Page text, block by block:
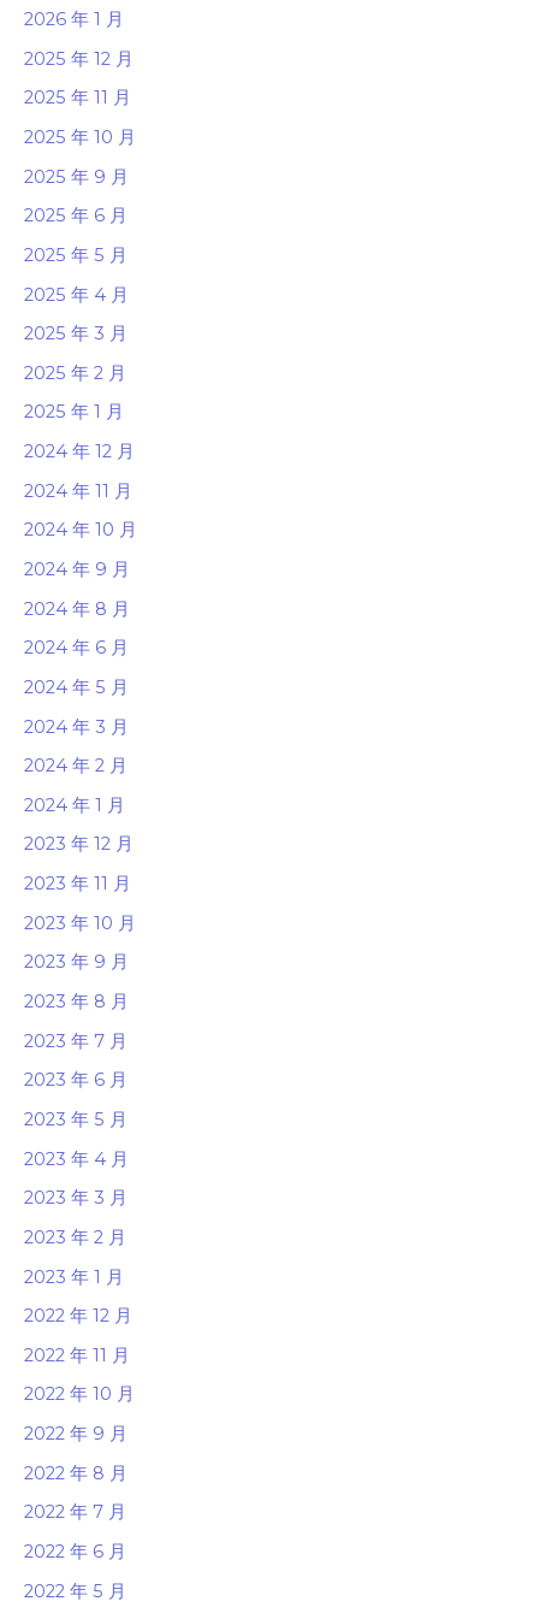
2026 年 1 月
2025 年 12 月
2025 年 11 月
2025 年 10 月
2025 年 9 月
2025 年 6 月
2025 年 5 月
2025 年 4 月
2025 年 3 月
2025 年 2 月
2025 年 1 月
2024 年 12 月
2024 年 11 月
2024 年 10 月
2024 年 9 月
2024 年 8 月
2024 年 6 月
2024 年 5 月
2024 年 3 月
2024 年 2 月
2024 年 1 月
2023 年 12 月
2023 年 11 月
2023 年 10 月
2023 年 9 月
2023 年 8 月
2023 年 7 月
2023 年 6 月
2023 年 5 月
2023 年 4 月
2023 年 3 月
2023 年 2 月
2023 年 1 月
2022 年 12 月
2022 年 11 月
2022 年 10 月
2022 年 9 月
2022 年 8 月
2022 年 7 月
2022 年 6 月
2022 年 5 月